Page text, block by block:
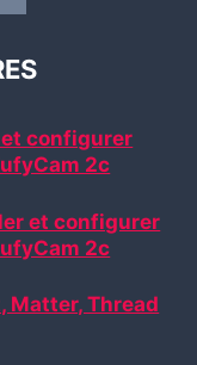
configurer
2c
et configurer
2c
Matter, Thread